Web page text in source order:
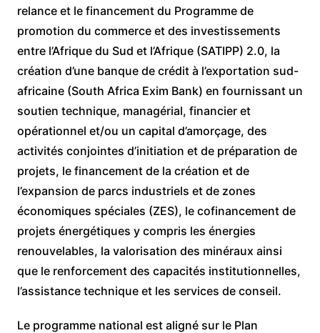
relance et le financement du Programme de
promotion du commerce et des investissements
entre l’Afrique du Sud et l’Afrique (SATIPP) 2.0, la
création d’une banque de crédit à l’exportation sud-
africaine (South Africa Exim Bank) en fournissant un
soutien technique, managérial, financier et
opérationnel et/ou un capital d’amorçage, des
activités conjointes d’initiation et de préparation de
projets, le financement de la création et de
l’expansion de parcs industriels et de zones
économiques spéciales (ZES), le cofinancement de
projets énergétiques y compris les énergies
renouvelables, la valorisation des minéraux ainsi
que le renforcement des capacités institutionnelles,
l’assistance technique et les services de conseil.
Le programme national est aligné sur le Plan